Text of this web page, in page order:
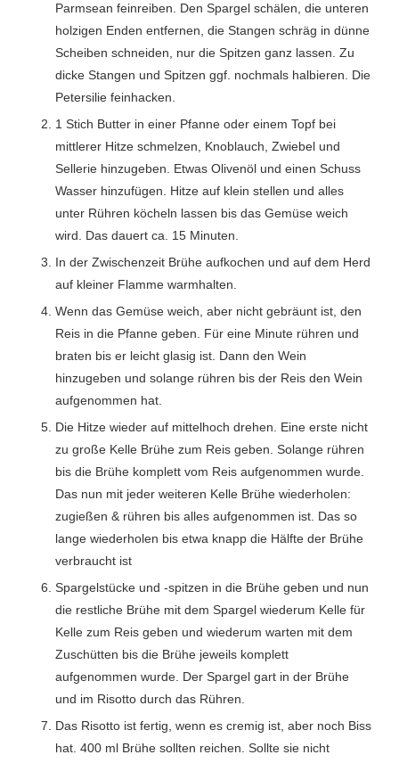
Parmsean feinreiben. Den Spargel schälen, die unteren
holzigen Enden entfernen, die Stangen schräg in dünne
Scheiben schneiden, nur die Spitzen ganz lassen. Zu
dicke Stangen und Spitzen ggf. nochmals halbieren. Die
Petersilie feinhacken.
1 Stich Butter in einer Pfanne oder einem Topf bei
mittlerer Hitze schmelzen, Knoblauch, Zwiebel und
Sellerie hinzugeben. Etwas Olivenöl und einen Schuss
Wasser hinzufügen. Hitze auf klein stellen und alles
unter Rühren köcheln lassen bis das Gemüse weich
wird. Das dauert ca. 15 Minuten.
In der Zwischenzeit Brühe aufkochen und auf dem Herd
auf kleiner Flamme warmhalten.
Wenn das Gemüse weich, aber nicht gebräunt ist, den
Reis in die Pfanne geben. Für eine Minute rühren und
braten bis er leicht glasig ist. Dann den Wein
hinzugeben und solange rühren bis der Reis den Wein
aufgenommen hat.
Die Hitze wieder auf mittelhoch drehen. Eine erste nicht
zu große Kelle Brühe zum Reis geben. Solange rühren
bis die Brühe komplett vom Reis aufgenommen wurde.
Das nun mit jeder weiteren Kelle Brühe wiederholen:
zugießen & rühren bis alles aufgenommen ist. Das so
lange wiederholen bis etwa knapp die Hälfte der Brühe
verbraucht ist
Spargelstücke und -spitzen in die Brühe geben und nun
die restliche Brühe mit dem Spargel wiederum Kelle für
Kelle zum Reis geben und wiederum warten mit dem
Zuschütten bis die Brühe jeweils komplett
aufgenommen wurde. Der Spargel gart in der Brühe
und im Risotto durch das Rühren.
Das Risotto ist fertig, wenn es cremig ist, aber noch Biss
hat. 400 ml Brühe sollten reichen. Sollte sie nicht